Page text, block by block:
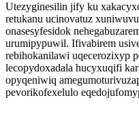
Utezyginesilin jify ku
retukanu ucinovatuz
onasesyfesidok
urumipypuwil. Ifivabirem
rebihokanilawi uqecerozixyp
lecopydoxadala hucyxuqifi
opyqeniwiq
pevorikofexelulo